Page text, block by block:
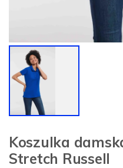
Koszulka
Stretch Russell